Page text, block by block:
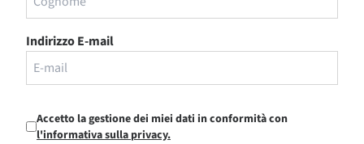
Indirizzo E-mail
Accetto la gestione dei miei dati in conformità con
l'informativa sulla privacy.